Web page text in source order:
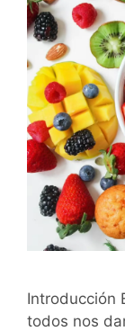
Introducción
todos nos